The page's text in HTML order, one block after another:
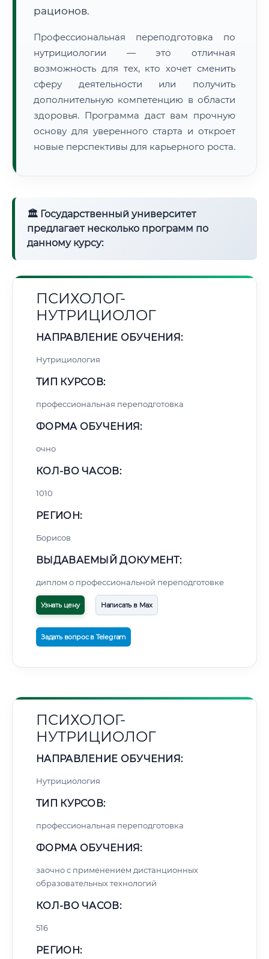
📜 Документы и аккредитация
🔍Нажмите на документ для увеличения и просмотра
рационов.
Профессиональная переподготовка по
нутрициологии — это отличная
возможность для тех, кто хочет сменить
сферу деятельности или получить
дополнительную компетенцию в области
здоровья. Программа даст вам прочную
основу для уверенного старта и откроет
новые перспективы для карьерного роста.
🏛 Государственный университет
предлагает несколько программ по
данному курсу:
ПСИХОЛОГ-
НУТРИЦИОЛОГ
НАПРАВЛЕНИЕ ОБУЧЕНИЯ:
Нутрициология
ТИП КУРСОВ:
профессиональная переподготовка
ФОРМА ОБУЧЕНИЯ:
очно
КОЛ-ВО ЧАСОВ:
1010
РЕГИОН:
Борисов
ВЫДАВАЕМЫЙ ДОКУМЕНТ:
диплом о профессиональной переподготовке
Узнать цену Написать в Max
Задать вопрос в Telegram
ПСИХОЛОГ-
НУТРИЦИОЛОГ
НАПРАВЛЕНИЕ ОБУЧЕНИЯ:
Нутрициология
ТИП КУРСОВ:
профессиональная переподготовка
ФОРМА ОБУЧЕНИЯ:
заочно с применением дистанционных
образовательных технологий
КОЛ-ВО ЧАСОВ:
516
РЕГИОН: